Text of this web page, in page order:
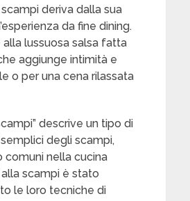
deriva dalla sua
da fine dining.
lussuosa salsa fatta
aggiunge intimità e
o per una cena rilassata
descrive un tipo di
degli scampi,
comuni nella cucina
scampi è stato
le loro tecniche di